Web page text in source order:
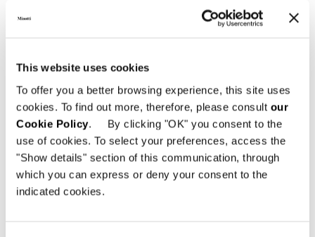
This website uses cookies
To offer you a better browsing experience, this site uses
cookies. To find out more, therefore, please consult our
Cookie Policy. By clicking "OK" you consent to the
use of cookies. To select your preferences, access the
"Show details" section of this communication, through
which you can express or deny your consent to the
indicated cookies.
Senior 3D Artist / Professionista
Addetto back office (lingua tedesca)
Addetto back office (lingua cinese e
inglese)
Architetto / Interior Designer Senior